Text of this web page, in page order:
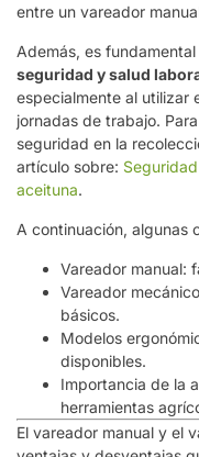
entre un vareador
Además, es
seguridad y salud
especialmente al utilizar
jornadas de trabajo.
seguridad en la
artículo sobre:
aceituna.
A continuación, algunas
Vareador manual:
Vareador
básicos.
Modelos
disponibles.
Importancia de la
herramientas
El vareador manual y el